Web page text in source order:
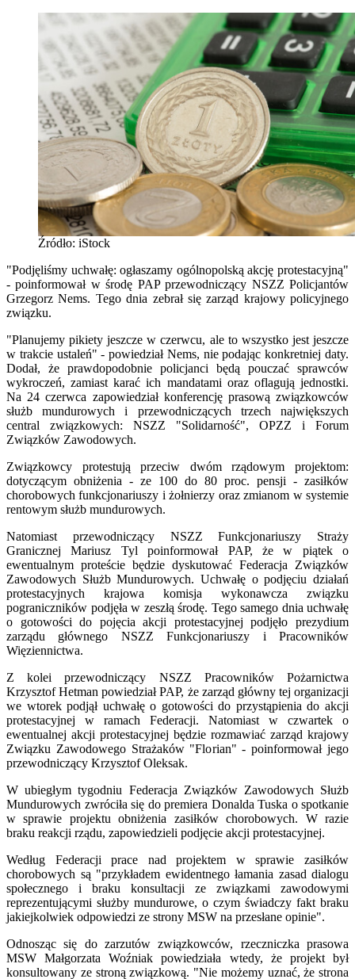
Źródło: iStock
"Podjęliśmy uchwałę: ogłaszamy ogólnopolską akcję protestacyjną"
- poinformował w środę PAP przewodniczący NSZZ Policjantów
Grzegorz Nems. Tego dnia zebrał się zarząd krajowy policyjnego
związku.
"Planujemy pikiety jeszcze w czerwcu, ale to wszystko jest jeszcze
w trakcie ustaleń" - powiedział Nems, nie podając konkretniej daty.
Dodał, że prawdopodobnie policjanci będą pouczać sprawców
wykroczeń, zamiast karać ich mandatami oraz oflagują jednostki.
Na 24 czerwca zapowiedział konferencję prasową związkowców
służb mundurowych i przewodniczących trzech największych
central związkowych: NSZZ "Solidarność", OPZZ i Forum
Związków Zawodowych.
Związkowcy protestują przeciw dwóm rządowym projektom:
dotyczącym obniżenia - ze 100 do 80 proc. pensji - zasiłków
chorobowych funkcjonariuszy i żołnierzy oraz zmianom w systemie
rentowym służb mundurowych.
Natomiast przewodniczący NSZZ Funkcjonariuszy Straży
Granicznej Mariusz Tyl poinformował PAP, że w piątek o
ewentualnym proteście będzie dyskutować Federacja Związków
Zawodowych Służb Mundurowych. Uchwałę o podjęciu działań
protestacyjnych krajowa komisja wykonawcza związku
pograniczników podjęła w zeszłą środę. Tego samego dnia uchwałę
o gotowości do pojęcia akcji protestacyjnej podjęło prezydium
zarządu głównego NSZZ Funkcjonariuszy i Pracowników
Więziennictwa.
Z kolei przewodniczący NSZZ Pracowników Pożarnictwa
Krzysztof Hetman powiedział PAP, że zarząd główny tej organizacji
we wtorek podjął uchwałę o gotowości do przystąpienia do akcji
protestacyjnej w ramach Federacji. Natomiast w czwartek o
ewentualnej akcji protestacyjnej będzie rozmawiać zarząd krajowy
Związku Zawodowego Strażaków "Florian" - poinformował jego
przewodniczący Krzysztof Oleksak.
W ubiegłym tygodniu Federacja Związków Zawodowych Służb
Mundurowych zwróciła się do premiera Donalda Tuska o spotkanie
w sprawie projektu obniżenia zasiłków chorobowych. W razie
braku reakcji rządu, zapowiedzieli podjęcie akcji protestacyjnej.
Według Federacji prace nad projektem w sprawie zasiłków
chorobowych są "przykładem ewidentnego łamania zasad dialogu
społecznego i braku konsultacji ze związkami zawodowymi
reprezentującymi służby mundurowe, o czym świadczy fakt braku
jakiejkolwiek odpowiedzi ze strony MSW na przesłane opinie".
Odnosząc się do zarzutów związkowców, rzeczniczka prasowa
MSW Małgorzata Woźniak powiedziała wtedy, że projekt był
konsultowany ze stroną związkową. "Nie możemy uznać, że strona